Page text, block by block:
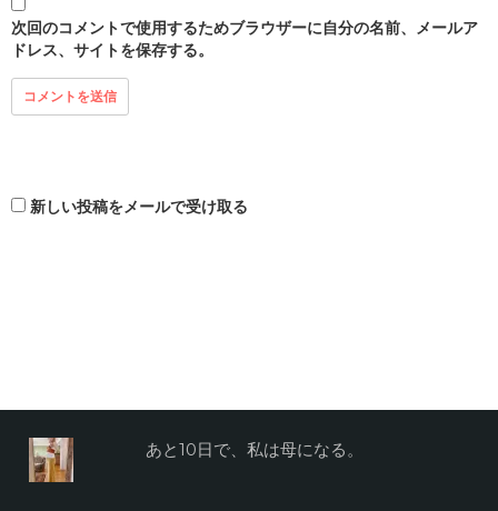
次回のコメントで使用するためブラウザーに自分の名前、メールア
ドレス、サイトを保存する。
新しい投稿をメールで受け取る
あと10日で、私は母になる。